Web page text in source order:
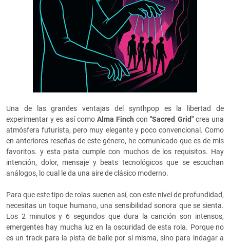
Una de las grandes ventajas del synthpop es la libertad de
experimentar y es así como Alma Finch con"Sacred Grid"crea una
atmósfera futurista, pero muy elegante y poco convencional. Como
en anteriores reseñas de este género, he comunicado que es de mis
favoritos. y esta pista cumple con muchos de los requisitos. Hay
intención, dolor, mensaje y beats tecnológicos que se escuchan
análogos, lo cual le da una aire de clásico moderno.
Para que este tipo de rolas suenen así, con este nivel de profundidad,
necesitas un toque humano, una sensibilidad sonora que se sienta.
Los 2 minutos y 6 segundos que dura la canción son intensos,
emergentes hay mucha luz en la oscuridad de esta rola. Porque no
es un track para la pista de baile por sí misma, sino para indagar a